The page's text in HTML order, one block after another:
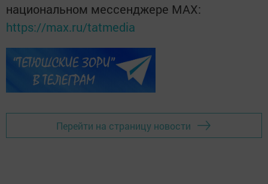
национальном мессенджере MАХ:
https://max.ru/tatmedia
Перейти на страницу новости